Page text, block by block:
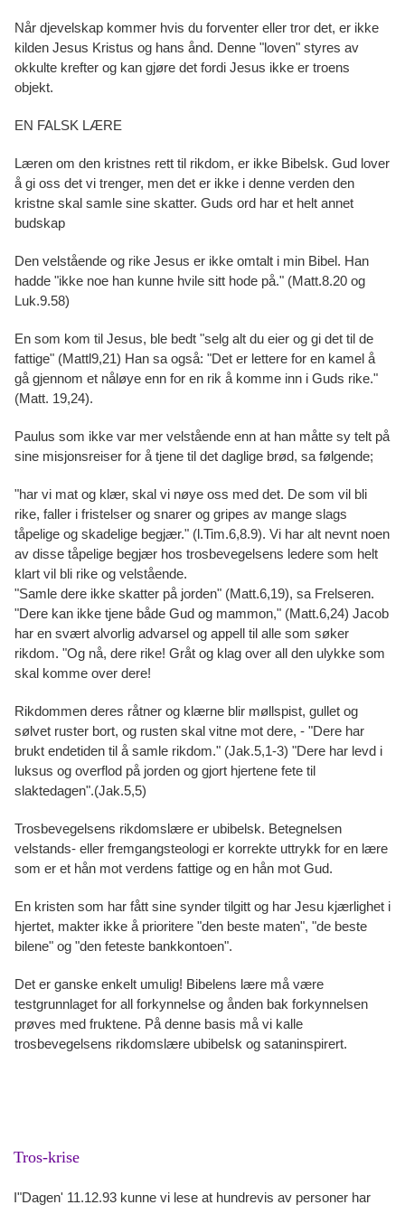
Når djevelskap kommer hvis du forventer eller tror det, er ikke
kilden Jesus Kristus og hans ånd. Denne "loven" styres av
okkulte krefter og kan gjøre det fordi Jesus ikke er troens
objekt.
EN FALSK LÆRE
Læren om den kristnes rett til rikdom, er ikke Bibelsk. Gud lover
å gi oss det vi trenger, men det er ikke i denne verden den
kristne skal samle sine skatter. Guds ord har et helt annet
budskap
Den velstående og rike Jesus er ikke omtalt i min Bibel. Han
hadde "ikke noe han kunne hvile sitt hode på." (Matt.8.20 og
Luk.9.58)
En som kom til Jesus, ble bedt "selg alt du eier og gi det til de
fattige" (Mattl9,21) Han sa også: "Det er lettere for en kamel å
gå gjennom et nåløye enn for en rik å komme inn i Guds rike."
(Matt. 19,24).
Paulus som ikke var mer velstående enn at han måtte sy telt på
sine misjonsreiser for å tjene til det daglige brød, sa følgende;
"har vi mat og klær, skal vi nøye oss med det. De som vil bli
rike, faller i fristelser og snarer og gripes av mange slags
tåpelige og skadelige begjær." (l.Tim.6,8.9). Vi har alt nevnt noen
av disse tåpelige begjær hos trosbevegelsens ledere som helt
klart vil bli rike og velstående.
"Samle dere ikke skatter på jorden" (Matt.6,19), sa Frelseren.
"Dere kan ikke tjene både Gud og mammon," (Matt.6,24) Jacob
har en svært alvorlig advarsel og appell til alle som søker
rikdom. "Og nå, dere rike! Gråt og klag over all den ulykke som
skal komme over dere!
Rikdommen deres råtner og klærne blir møllspist, gullet og
sølvet ruster bort, og rusten skal vitne mot dere, - "Dere har
brukt endetiden til å samle rikdom." (Jak.5,1-3) "Dere har levd i
luksus og overflod på jorden og gjort hjertene fete til
slaktedagen".(Jak.5,5)
Trosbevegelsens rikdomslære er ubibelsk. Betegnelsen
velstands- eller fremgangsteologi er korrekte uttrykk for en lære
som er et hån mot verdens fattige og en hån mot Gud.
En kristen som har fått sine synder tilgitt og har Jesu kjærlighet i
hjertet, makter ikke å prioritere "den beste maten", "de beste
bilene" og "den feteste bankkontoen".
Det er ganske enkelt umulig! Bibelens lære må være
testgrunnlaget for all forkynnelse og ånden bak forkynnelsen
prøves med fruktene. På denne basis må vi kalle
trosbevegelsens rikdomslære ubibelsk og sataninspirert.
Tros-krise
I"Dagen' 11.12.93 kunne vi lese at hundrevis av personer har